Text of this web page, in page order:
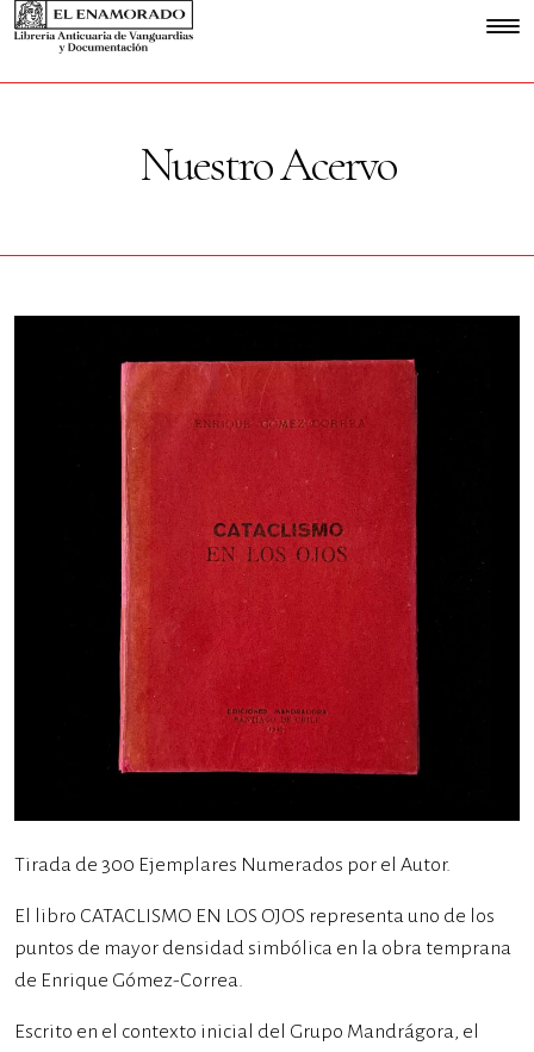
Nuestro Acervo
Tirada de 300 Ejemplares Numerados por el Autor.
El libro CATACLISMO EN LOS OJOS representa uno de los
puntos de mayor densidad simbólica en la obra temprana
de Enrique Gómez-Correa.
Escrito en el contexto inicial del Grupo Mandrágora, el